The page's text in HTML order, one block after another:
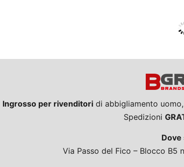
Ingrosso per rivenditori di abbigliamento
Spedizioni
Dove
Via Passo del Fico – Blocco B5